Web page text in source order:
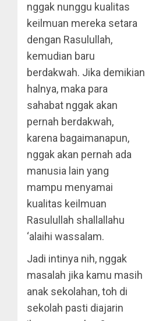
nggak nunggu kualitas
keilmuan mereka setara
dengan Rasulullah,
kemudian baru
berdakwah. Jika demikian
halnya, maka para
sahabat nggak akan
pernah berdakwah,
karena bagaimanapun,
nggak akan pernah ada
manusia lain yang
mampu menyamai
kualitas keilmuan
Rasulullah shallallahu
‘alaihi wassalam.
Jadi intinya nih, nggak
masalah jika kamu masih
anak sekolahan, toh di
sekolah pasti diajarin